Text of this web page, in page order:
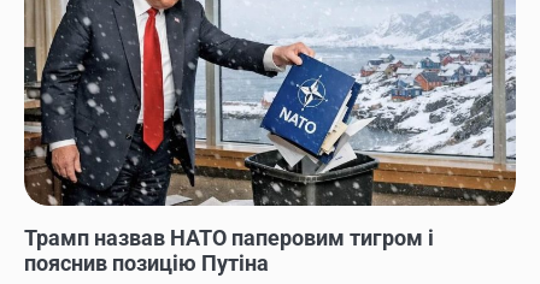
Трамп назвав НАТО паперовим тигром і
пояснив позицію Путіна